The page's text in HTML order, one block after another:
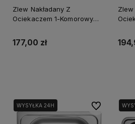
Zlew Nakładany Z
Ociekaczem 1-Komorowy
Gładkie + Syfon
177,00 zł
Zlew
+
WYSYŁKA 24H Do ulubionych